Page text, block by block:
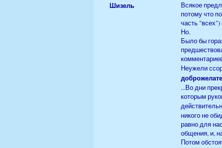
Шизель
Всякое
потому что
часть
Но.
Было бы
Неужели
...Во дни
которым
никого не
равно для
общения, и,
Потом